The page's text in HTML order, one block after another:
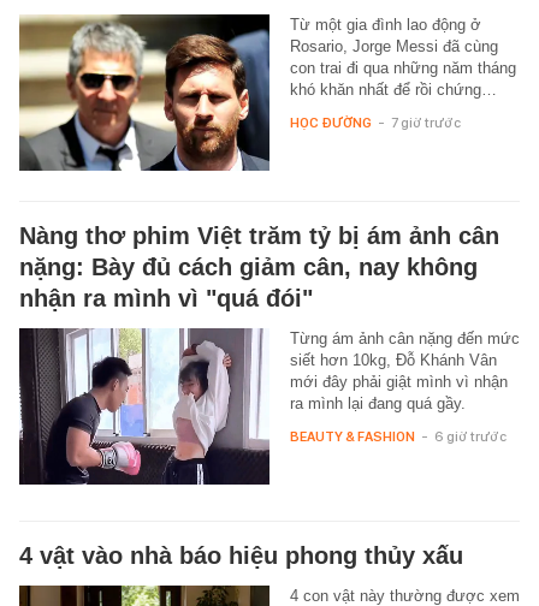
Từ một gia đình lao động ở
Rosario, Jorge Messi đã cùng
con trai đi qua những năm tháng
khó khăn nhất để rồi chứng…
HỌC ĐƯỜNG - 7 giờ trước
Nàng thơ phim Việt trăm tỷ bị ám ảnh cân
nặng: Bày đủ cách giảm cân, nay không
nhận ra mình vì "quá đói"
Từng ám ảnh cân nặng đến mức
siết hơn 10kg, Đỗ Khánh Vân
mới đây phải giật mình vì nhận
ra mình lại đang quá gầy.
BEAUTY & FASHION - 6 giờ trước
4 vật vào nhà báo hiệu phong thủy xấu
4 con vật này thường được xem